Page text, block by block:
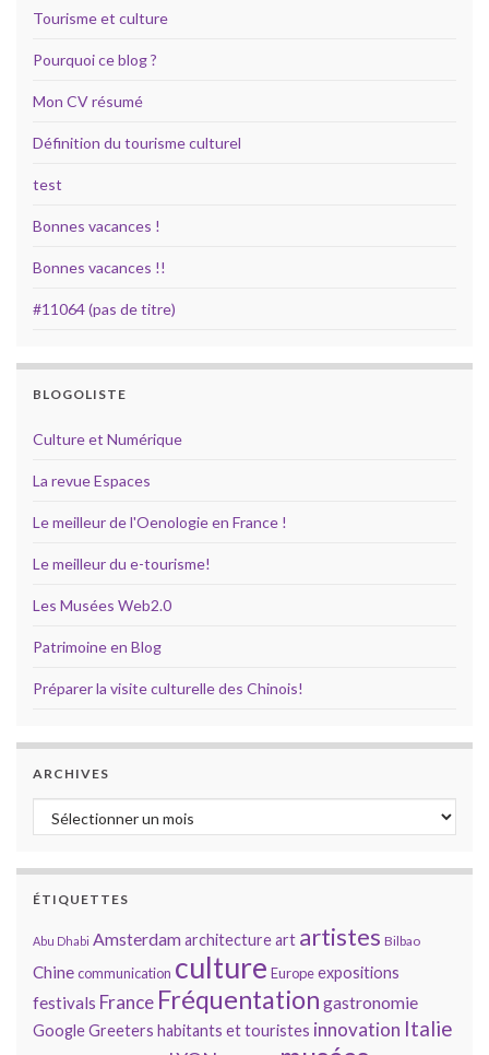
Tourisme et culture
Pourquoi ce blog ?
Mon CV résumé
Définition du tourisme culturel
test
Bonnes vacances !
Bonnes vacances !!
#11064 (pas de titre)
BLOGOLISTE
Culture et Numérique
La revue Espaces
Le meilleur de l'Oenologie en France !
Le meilleur du e-tourisme!
Les Musées Web2.0
Patrimoine en Blog
Préparer la visite culturelle des Chinois!
ARCHIVES
Archives
ÉTIQUETTES
Abu Dhabi Amsterdamarchitectureart artistes Bilbao
Chinecommunication culture Europeexpositions
festivals France Fréquentation gastronomie
GoogleGreeters habitants et touristes innovation Italie